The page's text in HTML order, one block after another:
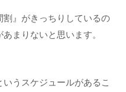
割』がきっちりしているの
まりないと思います。
いうスケジュールがあるこ